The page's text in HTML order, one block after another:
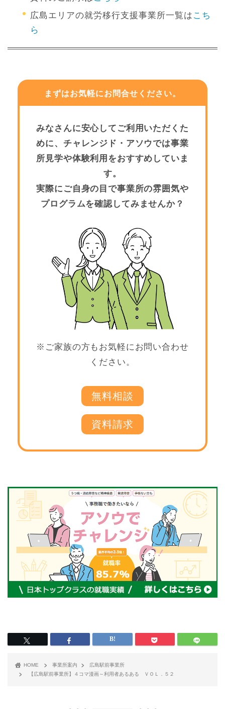
広島エリアの就労移行支援事業所一覧は こち
ら
まずはお気軽にお問合せください。
みなさんに安心してご利用いただくた
めに、チャレンジド・アソウでは事業
所見学や体験利用をおすすめしていま
す。
実際にご自身の目で事業所の雰囲気や
プログラムを確認してみませんか？
※ご家族の方もお気軽にお問い合わせ
ください。
無料相談
資料請求
HOME 事業所案内
広島駅前事業所
【広島駅前事業所】４コマ漫画～利用者あるある ＶＯＬ．５２